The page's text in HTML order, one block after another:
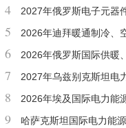
展
4 2027年俄罗斯电子元器
5
2026年迪拜暖通制冷、
自控、建材展BIG5
6
2026年俄罗斯国际供暖
化及空调环保展
7
2027年乌兹别克斯坦电
工程及照明展
8 2026年埃及国际电力能
9 哈萨克斯坦国际电力能